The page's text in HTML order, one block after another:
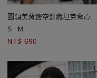
圓領美背鏤空針織坦克背心
S M
NT$ 690